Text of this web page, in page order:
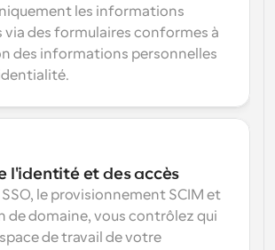
les informations
via des formulaires conformes à
des informations personnelles
l'identité et des accès
le provisionnement SCIM et
de domaine, vous contrôlez qui
de travail de votre